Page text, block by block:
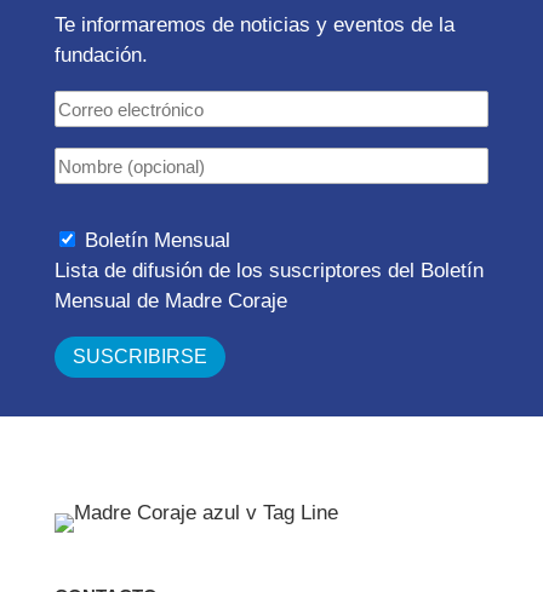
Te informaremos de noticias y eventos de la
fundación.
Boletín Mensual
Lista de difusión de los suscriptores del Boletín
Mensual de Madre Coraje